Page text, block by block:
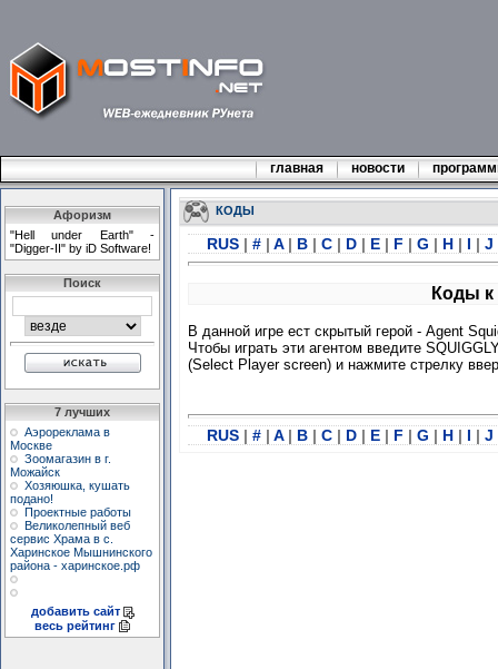
главная новости
Афоризм
"Hell under Earth" -
"Digger-II" by iD Software!
Поиск
7 лучших
Аэрореклама в
Москве
Зоомагазин в г.
Можайск
Хозяюшка, кушать
подано!
Проектные работы
Великолепный веб
сервис Храма в с.
Харинское Мышнинского
района - харинское.рф
добавить сайт
весь рейтинг
КОДЫ
RUS | # | A | B | C | D | E | F | G | H | I | J
Коды к
В данной игре ест скрытый герой - Agent
Чтобы играть эти агентом введите
(Select Player screen) и нажмите стрелку
RUS | # | A | B | C | D | E | F | G | H | I | J